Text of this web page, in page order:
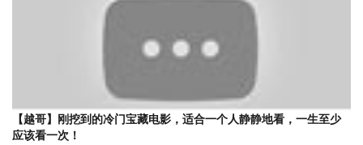
【越哥】刚挖到的冷门宝藏电影，适合一个人静静地看，一生至少
应该看一次！